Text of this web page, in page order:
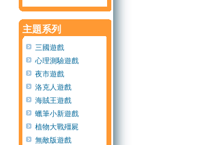
主題系列
三國遊戲
心理測驗遊戲
夜市遊戲
洛克人遊戲
海賊王遊戲
蠟筆小新遊戲
植物大戰殭屍
無敵版遊戲